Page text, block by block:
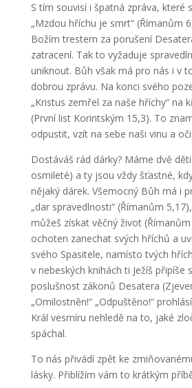
S tím souvisí i špatná zpráva, které
„Mzdou hříchu je smrt“ (Římanům
Božím trestem za porušení
zatracení. Tak to vyžaduje
uniknout. Bůh však má pro nás i v
dobrou zprávu. Na konci svého
„Kristus zemřel za naše hříchy“ na
(První list Korintským 15,3). To
odpustit, vzít na sebe naši vinu a
Dostáváš rád dárky? Máme dvě
osmileté) a ty jsou vždy šťastné,
nějaký dárek. Všemocný Bůh má i
„dar spravedlnosti“ (Římanům
můžeš získat věčný život
ochoten zanechat svých hříchů a
svého Spasitele, namísto tvých
v nebeských knihách ti Ježíš připíše
poslušnost zákonů Desatera
„Omilostněn!“ „Odpuštěno!“
Král vesmíru nehledě na to, jaké
spáchal.
To nás přivádí zpět ke
lásky. Přiblížím vám to krátkým